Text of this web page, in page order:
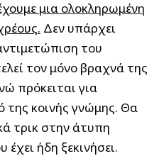
μια ολοκληρωμένη
Δεν υπάρχει
του
τον μόνο βραχνά της
πρόκειται για
της κοινής γνώμης. Θα
τρικ στην άτυπη
ήδη ξεκινήσει.